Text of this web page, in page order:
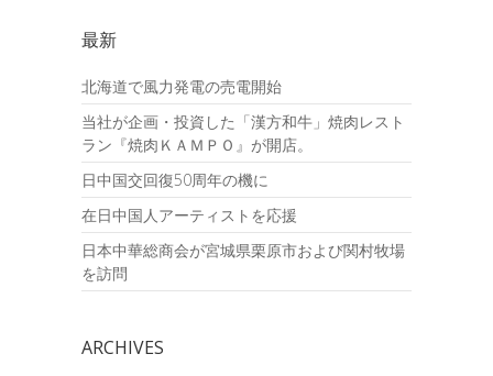
最新
北海道で風力発電の売電開始
当社が企画・投資した「漢方和牛」焼肉レスト
ラン『焼肉ＫＡＭＰＯ』が開店。
日中国交回復50周年の機に
在日中国人アーティストを応援
日本中華総商会が宮城県栗原市および関村牧場
を訪問
ARCHIVES